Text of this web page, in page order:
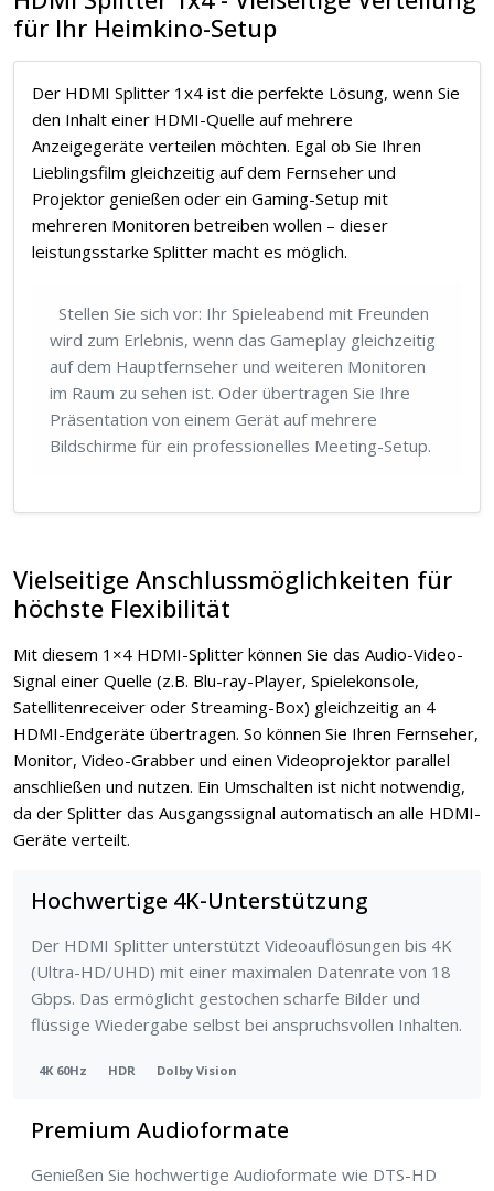
für Ihr Heimkino-Setup
Der HDMI Splitter 1x4 ist die perfekte Lösung, wenn Sie
den Inhalt einer HDMI-Quelle auf mehrere
Anzeigegeräte verteilen möchten. Egal ob Sie Ihren
Lieblingsfilm gleichzeitig auf dem Fernseher und
Projektor genießen oder ein Gaming-Setup mit
mehreren Monitoren betreiben wollen – dieser
leistungsstarke Splitter macht es möglich.
Stellen Sie sich vor: Ihr Spieleabend mit Freunden
wird zum Erlebnis, wenn das Gameplay gleichzeitig
auf dem Hauptfernseher und weiteren Monitoren
im Raum zu sehen ist. Oder übertragen Sie Ihre
Präsentation von einem Gerät auf mehrere
Bildschirme für ein professionelles Meeting-Setup.
Vielseitige Anschlussmöglichkeiten für
höchste Flexibilität
Mit diesem 1×4 HDMI-Splitter können Sie das Audio-Video-
Signal einer Quelle (z.B. Blu-ray-Player, Spielekonsole,
Satellitenreceiver oder Streaming-Box) gleichzeitig an 4
HDMI-Endgeräte übertragen. So können Sie Ihren Fernseher,
Monitor, Video-Grabber und einen Videoprojektor parallel
anschließen und nutzen. Ein Umschalten ist nicht notwendig,
da der Splitter das Ausgangssignal automatisch an alle HDMI-
Geräte verteilt.
Hochwertige 4K-Unterstützung
Der HDMI Splitter unterstützt Videoauflösungen bis 4K
(Ultra-HD/UHD) mit einer maximalen Datenrate von 18
Gbps. Das ermöglicht gestochen scharfe Bilder und
flüssige Wiedergabe selbst bei anspruchsvollen Inhalten.
4K 60Hz HDR Dolby Vision
Premium Audioformate
Genießen Sie hochwertige Audioformate wie DTS-HD